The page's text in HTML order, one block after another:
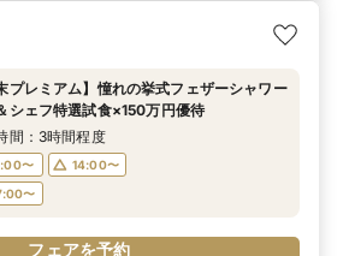
以降】お仕事帰りやテーマパーク帰りに夜
シャリテ試食
〜
17:30〜
〜
フェアを予約
て式場見学のおふたり】即決なしで安心＆
×シェフ特選試食
〜
13:00〜
〜
15:00〜
〜
らOK【少人数で結婚式】アットホームウ
ング相談会
〜
14:00〜
〜
フェアを予約
と叶えるペット婚】リングドッグ＆足形ス
×厳選試食＆20万円分のワンちゃん優待
〜
14:00〜
〜
フェアを予約
プレミアム】憧れの挙式フェザーシャワー
シェフ特選試食×150万円優待
間：3時間程度
〜
14:00〜
〜
フェアを予約